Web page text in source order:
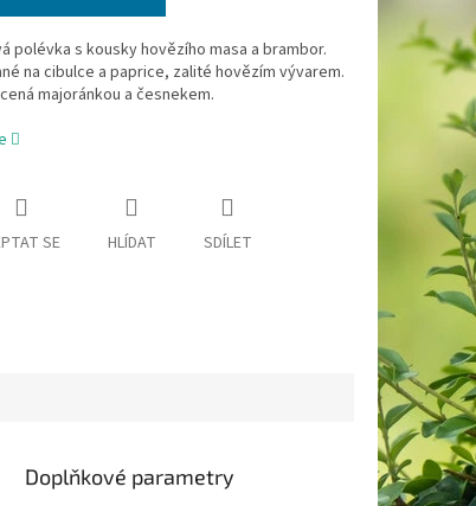
polévka s kousky hovězího masa a brambor.
na cibulce a paprice, zalité hovězím vývarem.
majoránkou a česnekem.
SE HLÍDAT SDÍLET
Doplňkové parametry